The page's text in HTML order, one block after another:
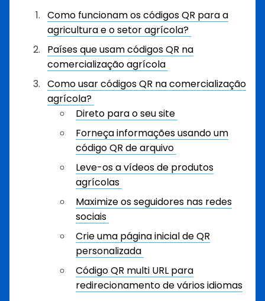
Como funcionam os códigos QR para a
agricultura e o setor agrícola?
Países que usam códigos QR na
comercialização agrícola
Como usar códigos QR na comercialização
agrícola?
Direto para o seu site
Forneça informações usando um
código QR de arquivo
Leve-os a vídeos de produtos
agrícolas
Maximize os seguidores nas redes
sociais
Crie uma página inicial de QR
personalizada
Código QR multi URL para
redirecionamento de vários idiomas